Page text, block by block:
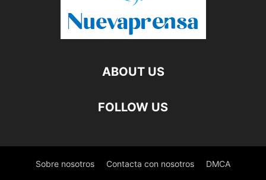
ABOUT US
FOLLOW US
Sobre nosotros Contacta con nosotros DMCA